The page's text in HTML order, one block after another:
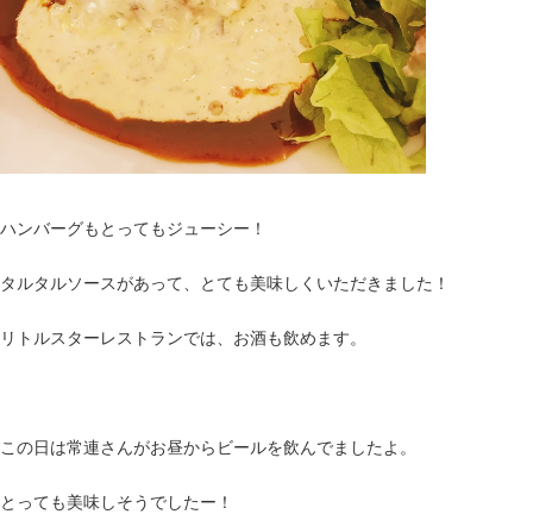
ハンバーグもとってもジューシー！
タルタルソースがあって、とても美味しくいただきました！
リトルスターレストランでは、お酒も飲めます。
この日は常連さんがお昼からビールを飲んでましたよ。
とっても美味しそうでしたー！